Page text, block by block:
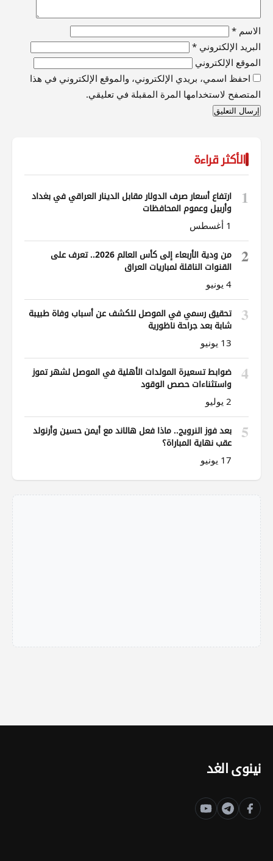
الاسم *
البريد الإلكتروني *
الموقع الإلكتروني
احفظ اسمي، بريدي الإلكتروني، والموقع الإلكتروني في هذا
المتصفح لاستخدامها المرة المقبلة في تعليقي.
الأكثر قراءة
1
ارتفاع أسعار صرف الدولار مقابل الدينار العراقي في بغداد
وأربيل وعموم المحافظات
1 أغسطس
2
من ودية الأربعاء إلى كأس العالم 2026.. تعرف على
القنوات الناقلة لمباريات العراق
4 يونيو
3
تحقيق رسمي في الموصل للكشف عن أسباب وفاة طبيبة
شابة بعد جراحة ناظورية
13 يونيو
4
ضوابط تسعيرة المولدات الأهلية في الموصل لشهر تموز
واستثناءات حصص الوقود
2 يوليو
5
بعد فوز النرويج.. ماذا فعل هالاند مع أيمن حسين وأرنولد
عقب نهاية المباراة؟
17 يونيو
نينوى الغد